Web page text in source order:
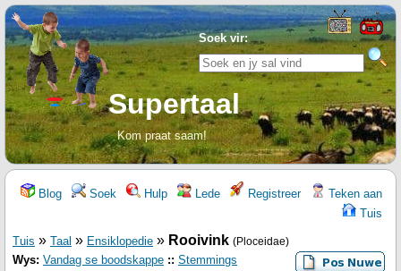
Soek vir:
Supertaal
Kom praat saam!
Blog Soek Hulp Lede Registreer
Teken aan
Tuis
Tuis » Taal » Ensiklopedie » Rooivink (Ploceidae)
Wys: Vandag se boodskappe :: Stemmings